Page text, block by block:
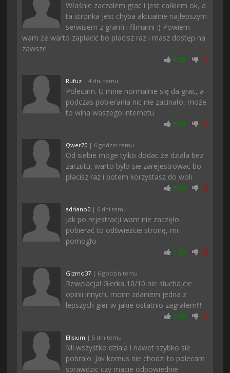
Właśnie zaczalem grac i jest całkiem ok, a
ta stronka jest chyba aktualnie najlepszym
serwisem z grami i filmami :) Powiem
wam że warto zapłacić bo płacisz raz i masz dostęp na
zawsze
+25 -1
Rufuz | 4 dni temu
Polecam. U mnie normalnie się da grac, a
podczas pobierania nic nie zacinało, może
to wina waszego internetu
+23 -1
Qwer70 | 6 godzin temu
Od siebie moge tylko dodac że dziala bez
zarzutu, warto bylo sie zarejestrowac bo
płacisz raz i potem korzystasz do woli
+22 -2
adriano0 | 6 dni temu
jak po rejestracji wam nie zaczęło
pobierać to odświeżcie stronę, mi
pomogło
+22 -2
Gizmo37 | 6 godzin temu
Rewelacja! Gierka 10/10 nie słuchajcie
opinii innych, moim zdaniem jedna z
lepszych gier w jakie ostatnio zagrałem!!!
+20 -1
Elisium | 5 dni temu
Mi wszystko dziala i nawet szybko sie
pobralo. Jak komus nie chodzi to polecam
sprawdzic czy macie odpowiednie